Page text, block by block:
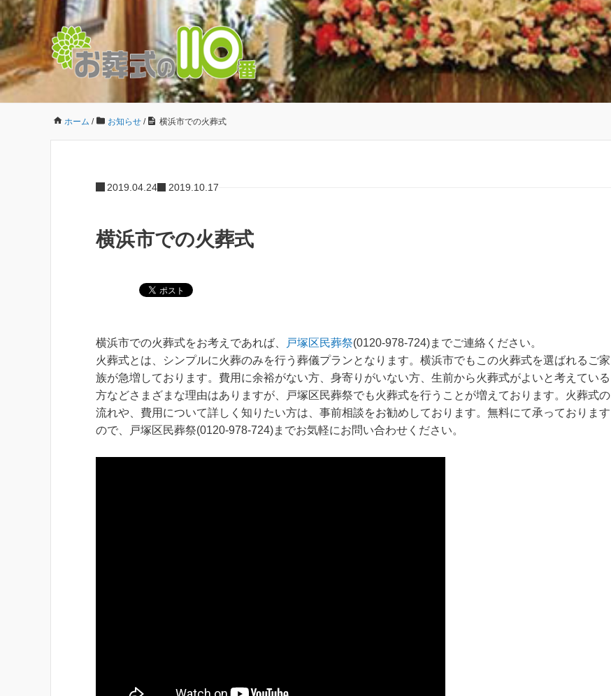
ホーム / お知らせ / 横浜市での火葬式
2019.04.24 2019.10.17
横浜市での火葬式
横浜市での火葬式をお考えであれば、 戸塚区民葬祭(0120-978-724)までご連絡ください。
火葬式とは、シンプルに火葬のみを行う葬儀プランとなります。横浜市でもこの火葬式を選ばれるご家
族が急増しております。費用に余裕がない方、身寄りがいない方、生前から火葬式がよいと考えている
方などさまざまな理由はありますが、戸塚区民葬祭でも火葬式を行うことが増えております。火葬式の
流れや、費用について詳しく知りたい方は、事前相談をお勧めしております。無料にて承っております
ので、戸塚区民葬祭(0120-978-724)までお気軽にお問い合わせください。